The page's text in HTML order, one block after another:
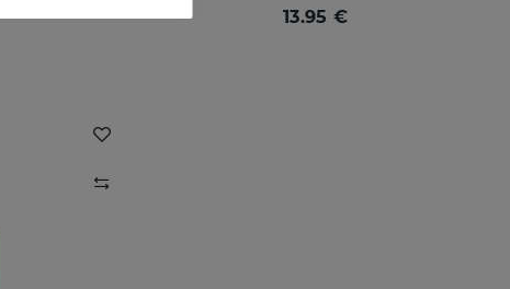
13.95 €